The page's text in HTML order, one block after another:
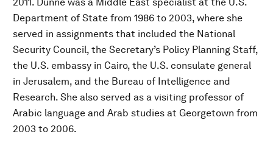
Department of State from 1986 to 2003, where she
served in assignments that included the National
Security Council, the Secretary’s Policy Planning Staff,
the U.S. embassy in Cairo, the U.S. consulate general
in Jerusalem, and the Bureau of Intelligence and
Research. She also served as a visiting professor of
Arabic language and Arab studies at Georgetown from
2003 to 2006.